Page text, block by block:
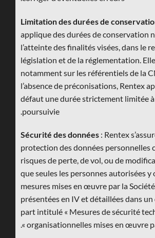
Limitation des durées de
applique des durées de conservation
l’atteinte des finalités visées, dans le
législation et de la réglementation. Elle
notamment sur les référentiels de la
l’absence de préconisations, Rentex
défaut une durée strictement limitée
poursuivie.
Sécurité des données : Rentex
protection des données personnelles
risques de perte, de vol, ou de
que seules les personnes autorisées y
mesures mises en œuvre par la
présentées en IV et détaillées dans
part intitulé « Mesures de sécurité
organisationnelles mises en œuvre